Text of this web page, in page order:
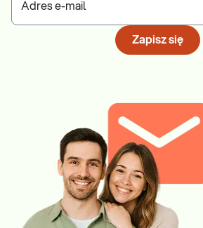
Adres e-mail
Zapisz się